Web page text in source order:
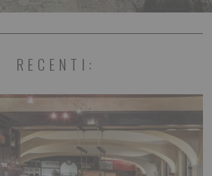
RECENTI: